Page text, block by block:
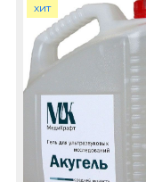
хит